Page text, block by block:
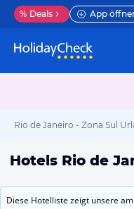
% Deals App
Rio de Janeiro - Zona Sul
Hotels Rio de
Diese Hotelliste zeigt unsere